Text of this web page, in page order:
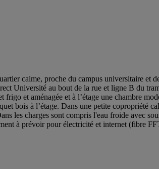
calme, proche du campus universitaire et
Université au bout de la rue et ligne B du
et aménagée et à l’étage une chambre
bois à l’étage. Dans une petite copropriété
les charges sont compris l'eau froide avec
à prévoir pour électricité et internet (fibre